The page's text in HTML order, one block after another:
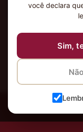
você declara
Sim,
Nenhum produto
Mais de 80.000